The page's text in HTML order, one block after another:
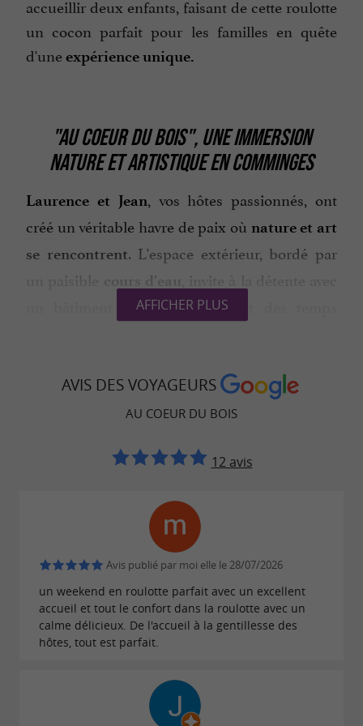
accueillir deux enfants, faisant de cette roulotte
un cocon parfait pour les familles en quête
d'uneexpérienceunique.
"AU COEUR DU BOIS", UNE IMMERSION
NATURE ET ARTISTIQUE EN COMMINGES
Laurence et Jean, vos hôtes passionnés, ont
créé un véritable havre de paix où nature et art
se rencontrent. L'espace extérieur, bordé par
un paisible
cours d'eau , invite à la détente avec
un bâtiment pour vos repas et des temps
Les amateurs d'artisanat d'artseront
Jean vous partagera sa passion du tournage sur
en vous proposant de
visiter ses ateliers et sa galerie
partage généreux de son savoir-faire.
Possibilité de stages sur placeen réservant les
dates en amont de votre réservation sur
www.jean-bernier.com
Plusieurs formules vous seront proposées (voir
Séjour créatif en familles
AFFICHER PLUS
AVIS DES VOYAGEURS
AU COEUR DU BOIS
12 avis
Avis publié par moi elle le 28/07/2026
un weekend en roulotte parfait avec un excellent
accueil et tout le confort dans la roulotte avec un
calme délicieux. De l'accueil à la gentillesse des
hôtes, tout est parfait.